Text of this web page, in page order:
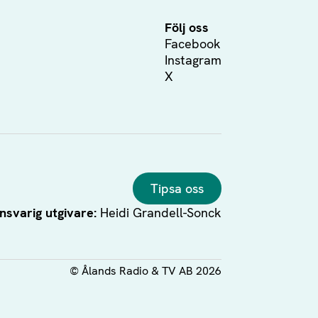
Följ oss
Facebook
Instagram
X
Tipsa oss
utgivare: Heidi Grandell-Sonck
©Ålands Radio & TV AB 2026